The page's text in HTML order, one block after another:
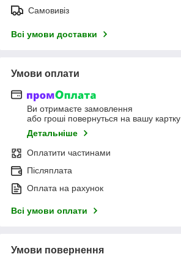
Самовивіз
Всі умови доставки
Умови оплати
Ви отримаєте замовлення
або гроші повернуться на вашу картку
Детальніше
Оплатити частинами
Післяплата
Оплата на рахунок
Всі умови оплати
Умови повернення